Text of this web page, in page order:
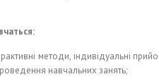
методи, індивідуальні
навчальних занять;